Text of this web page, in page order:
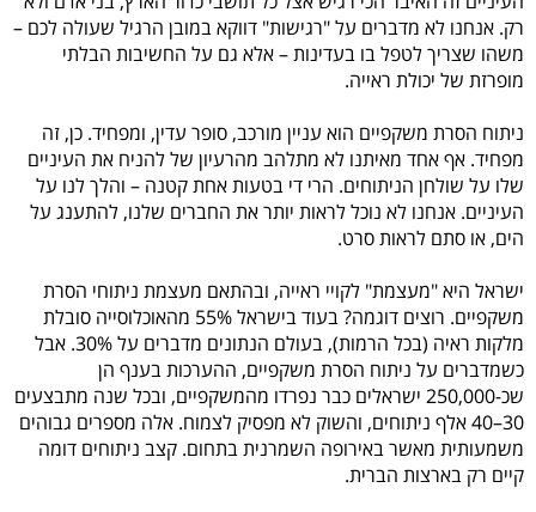
רק. אנחנו לא מדברים על "רגישות" דווקא במובן הרגיל שעולה לכם –
משהו שצריך לטפל בו בעדינות – אלא גם על החשיבות הבלתי
מופרזת של יכולת ראייה.
ניתוח הסרת משקפיים הוא עניין מורכב, סופר עדין, ומפחיד. כן, זה
מפחיד. אף אחד מאיתנו לא מתלהב מהרעיון של להניח את העיניים
שלו על שולחן הניתוחים. הרי די בטעות אחת קטנה – והלך לנו על
העיניים. אנחנו לא נוכל לראות יותר את החברים שלנו, להתענג על
הים, או סתם לראות סרט.
ישראל היא "מעצמת" לקויי ראייה, ובהתאם מעצמת ניתוחי הסרת
משקפיים. רוצים דוגמה? בעוד בישראל 55% מהאוכלוסייה סובלת
מלקות ראיה (בכל הרמות), בעולם הנתונים מדברים על 30%. אבל
כשמדברים על ניתוח הסרת משקפיים, ההערכות בענף הן
שכ-250,000 ישראלים כבר נפרדו מהמשקפיים, ובכל שנה מתבצעים
30–40 אלף ניתוחים, והשוק לא מפסיק לצמוח. אלה מספרים גבוהים
משמעותית מאשר באירופה השמרנית בתחום. קצב ניתוחים דומה
קיים רק בארצות הברית.